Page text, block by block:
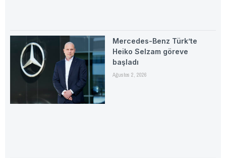
Mercedes-Benz Türk’te
Heiko Selzam göreve
başladı
Ağustos 2, 2026